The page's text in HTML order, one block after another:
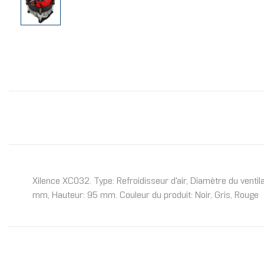
Xilence XC032. Type: Refroidisseur d'air, Diamètre du
mm, Hauteur: 95 mm. Couleur du produit: Noir, Gris, Rouge